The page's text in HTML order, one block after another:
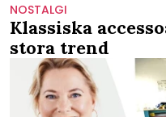
NOSTALGI
Klassiska
stora trend